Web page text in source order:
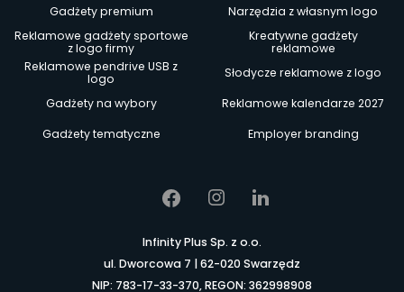
Gadżety premium
Narzędzia z własnym logo
Reklamowe gadżety sportowe
z logo firmy
Kreatywne gadżety
reklamowe
Reklamowe pendrive USB z
logo
Słodycze reklamowe z logo
Gadżety na wybory
Reklamowe kalendarze 2027
Gadżety tematyczne
Employer branding
Infinity Plus Sp. z o.o.
ul. Dworcowa 7 | 62-020 Swarzędz
NIP: 783-17-33-370, REGON: 362998908